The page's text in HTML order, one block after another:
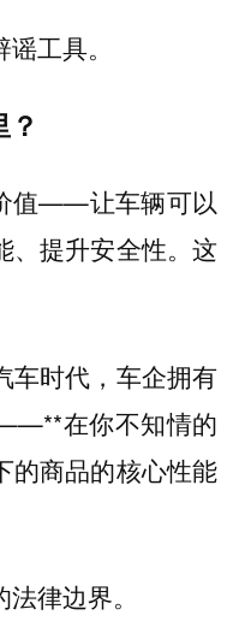
工具。
值——让车辆可以
、提升安全性。这
车时代，车企拥有
在你不知情的
的商品的核心性能
律边界。